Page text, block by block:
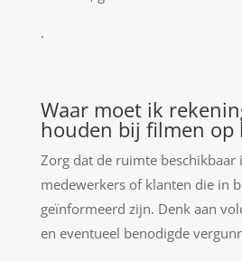
.
Waar moet ik
houden bij filmen op
Zorg dat de ruimte beschikbaar
medewerkers of klanten die in
geïnformeerd zijn. Denk aan
en eventueel benodigde